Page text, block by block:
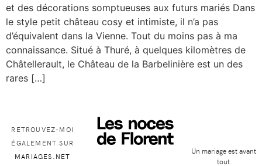
et des décorations somptueuses aux futurs mariés Dans
le style petit château cosy et intimiste, il n’a pas
d’équivalent dans la Vienne. Tout du moins pas à ma
connaissance. Situé à Thuré, à quelques kilomètres de
Châtellerault, le Château de la Barbelinière est un des
rares […]
RETROUVEZ-MOI
ÉGALEMENT SUR
MARIAGES.NET
Un mariage est avant
tout